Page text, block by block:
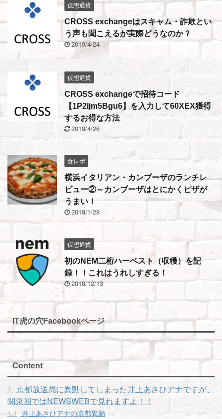
仮想通貨
CROSS exchangeはスキャム・詐欺とい
う声も聞こえるが実際どうなのか？
2019/4/24
仮想通貨
CROSS exchangeで招待コード
【1P2ljm5Bgu6】を入力して60XEX獲得
するお得な方法
2019/4/26
食レポ
横浜イタリアン・カンブーザのランチレ
ビュー②～カンブーザはとにかくピザが
うまい！
2019/1/28
仮想通貨
初のNEM二桁ハーベスト（収穫）を記
録！！これはうれしすぎる！
2018/12/13
IT虎の穴Facebookページ
Content
1 京都放送局に異動してしまった井上あさひアナですが、
関東圏ではNEWSWEBで見れますよ！！
1.1 井上あさひアナの京都異動